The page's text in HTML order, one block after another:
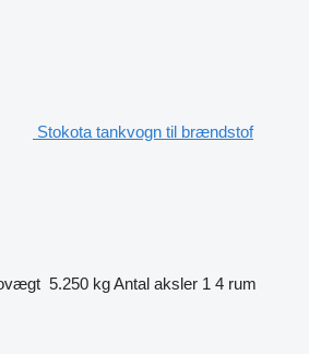
Stokota tankvogn til brændstof
5.250 kgAntal aksler 1 4 rum